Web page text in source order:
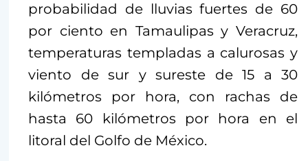
probabilidad de lluvias fuertes de 60
por ciento en Tamaulipas y Veracruz,
temperaturas templadas a calurosas y
viento de sur y sureste de 15 a 30
kilómetros por hora, con rachas de
hasta 60 kilómetros por hora en el
litoral del Golfo de México.